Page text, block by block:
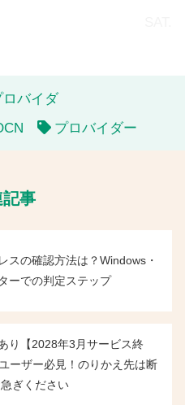
ロバイダ
プロバイダー
記事
スの確認方法は？Windows・
ーでの判定ステップ
り【2028年3月サービス終
ーザー必見！のりかえ先は断
ぎください